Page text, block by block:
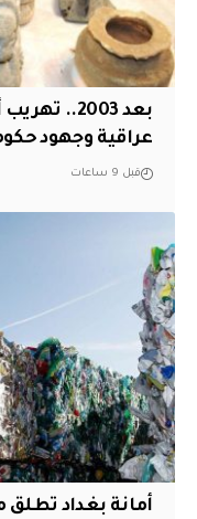
عراقية وجهود
قبل 9 ساعات
أمانة بغداد تطلق